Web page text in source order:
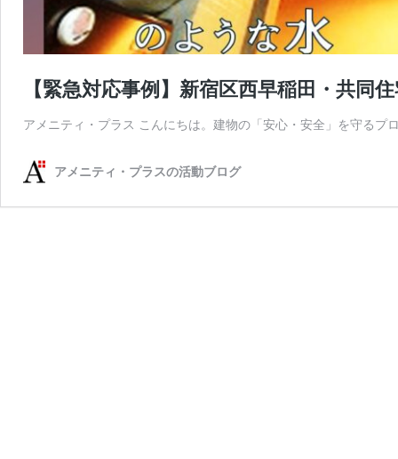
【緊急対応事例】新宿区西早稲田・共同
アメニティ・プラス こんにちは。建物の「安心・安全」を守る
アメニティ・プラスの活動ブログ